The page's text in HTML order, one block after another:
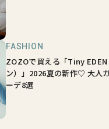
FASHION
ZOZOで買える「Tiny
ン）」2026夏の新作♡ 大人
ーデ8選